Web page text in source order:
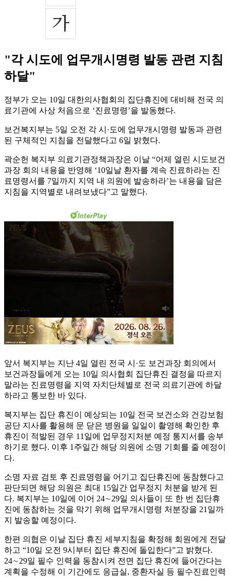
"각 시도에 업무개시명령 발동 관련 지침
하달"
정부가 오는 10일 대한의사협회의 집단휴진에 대비해 전국 의
료기관에 사상 처음으로 ‘진료명령’을 발동했다.
보건복지부는 5일 오전 각 시·도에 업무개시명령 발동과 관련
된 구체적인 지침을 전달했다고 6일 밝혔다.
곽순헌 복지부 의료기관정책과장은 이날 “어제 열린 시도보건
과장 회의 내용을 반영해 ‘10일날 환자를 계속 진료하라는 진
료명령서를 7일까지 지역 내 의원에 발송하라’는 내용을 담은
지침을 지역별로 내려보냈다”고 말했다.
앞서 복지부는 지난 4일 열린 전국 시·도 보건과장 회의에서
보건과장들에게 오는 10일 의사협회 집단휴진 결정을 따르지
말라는 진료명령을 지역 자치단체별로 전국 의료기관에 하달
하라고 통보한 바 있다.
복지부는 집단 휴진이 예상되는 10일 전국 보건소와 건강보험
공단 지사를 활용해 문 닫은 병원을 일일이 촬영해 확인한 후
휴진이 적발된 경우 11일에 업무정지처분 예정 통지서를 송부
하기로 했다. 이후 1주일간 해당 의원에 소명 기회를 줄 예정이
다.
소명 자료 검토 후 진료명령을 어기고 집단휴진에 동참했다고
판단되면 해당 의원은 최대 15일간 업무정지 처분을 받게 된
다. 복지부는 10일에 이어 24∼29일 의사들이 또 한 번 집단휴
진에 동참하는 것을 막기 위해 업무개시명령 처분장을 21일까
지 발송할 예정이다.
한편 의협은 이날 집단 휴진 세부지침을 확정해 회원에게 전달
하고 “10일 오전 9시부터 집단 휴진에 돌입한다”고 밝혔다.
24∼29일 필수 인력을 동참시켜 전면 집단 휴진에 들어간다는
계획을 수정해 이 기간에도 응급실, 중환자실 등 필수진료인력